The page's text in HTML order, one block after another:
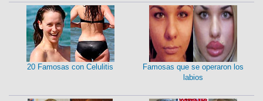
20 Famosas con Celulitis
Famosas que se operaron los
labios